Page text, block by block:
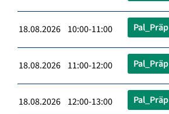
18.08.2026 10:00-11:00 Pal_Präp
18.08.2026 11:00-12:00 Pal_Präp
18.08.2026 12:00-13:00 Pal_Präp